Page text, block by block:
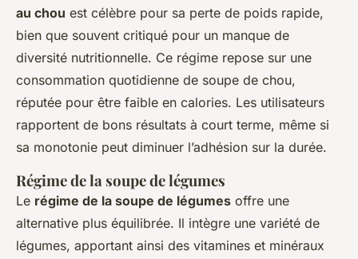
au chou est célèbre pour sa perte de poids rapide,
bien que souvent critiqué pour un manque de
diversité nutritionnelle. Ce régime repose sur une
consommation quotidienne de soupe de chou,
réputée pour être faible en calories. Les utilisateurs
rapportent de bons résultats à court terme, même si
sa monotonie peut diminuer l’adhésion sur la durée.
Régime de la soupe de légumes
Le régime de la soupe de légumes offre une
alternative plus équilibrée. Il intègre une variété de
légumes, apportant ainsi des vitamines et minéraux